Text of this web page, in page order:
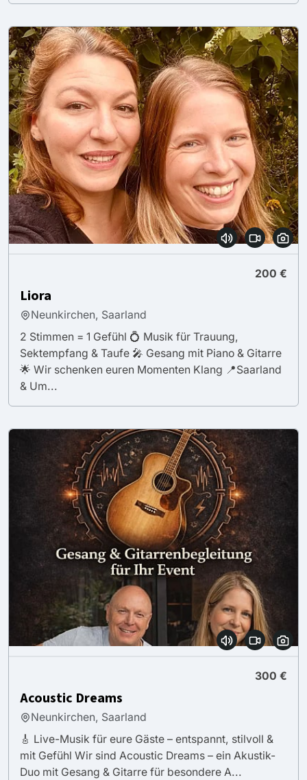
200 €
Liora
Neunkirchen, Saarland
2 Stimmen = 1 Gefühl 💍 Musik für Trauung,
Sektempfang & Taufe 🎤 Gesang mit Piano & Gitarre
🌟 Wir schenken euren Momenten Klang 📍Saarland
& Um...
300 €
Acoustic Dreams
Neunkirchen, Saarland
🎸 Live-Musik für eure Gäste – entspannt, stilvoll &
mit Gefühl Wir sind Acoustic Dreams – ein Akustik-
Duo mit Gesang & Gitarre für besondere A...